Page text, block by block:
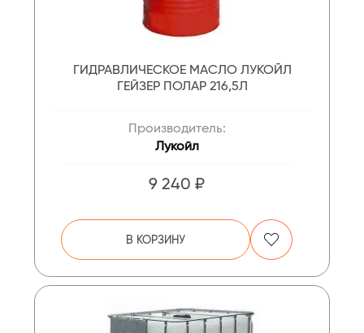
ГИДРАВЛИЧЕСКОЕ МАСЛО ЛУКОЙЛ
ГЕЙЗЕР ПОЛАР 216,5Л
Производитель:
Лукойл
9 240 ₽
В КОРЗИНУ